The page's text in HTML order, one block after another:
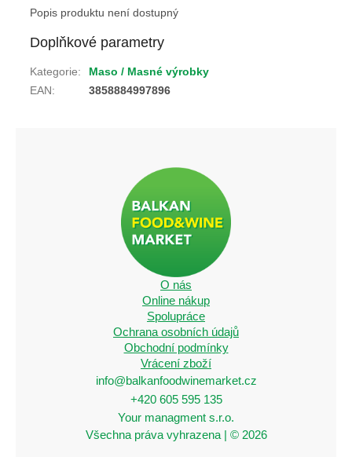
Popis produktu není dostupný
Doplňkové parametry
Kategorie:
Maso / Masné výrobky
EAN: 3858884997896
O nás
Online nákup
Spolupráce
Ochrana osobních údajů
Obchodní podmínky
Vrácení zboží
info@balkanfoodwinemarket.cz
+420 605 595 135
Your managment s.r.o.
Všechna práva vyhrazena | © 2026